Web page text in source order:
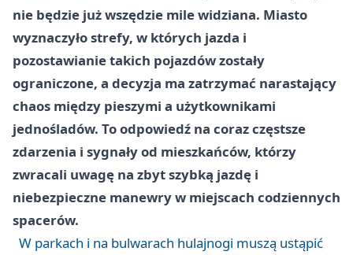
nie będzie już wszędzie mile widziana. Miasto
wyznaczyło strefy, w których jazda i
pozostawianie takich pojazdów zostały
ograniczone, a decyzja ma zatrzymać narastający
chaos między pieszymi a użytkownikami
jednośladów. To odpowiedź na coraz częstsze
zdarzenia i sygnały od mieszkańców, którzy
zwracali uwagę na zbyt szybką jazdę i
niebezpieczne manewry w miejscach codziennych
spacerów.
W parkach i na bulwarach hulajnogi muszą ustąpić